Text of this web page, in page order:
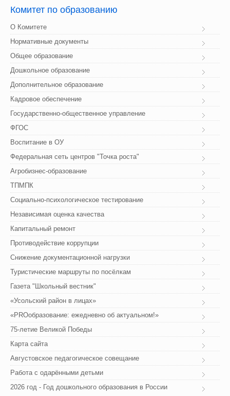
Комитет по образованию
О Комитете
Нормативные документы
Общее образование
Дошкольное образование
Дополнительное образование
Кадровое обеспечение
Государственно-общественное управление
ФГОС
Воспитание в ОУ
Федеральная сеть центров "Точка роста"
Агробизнес-образование
ТПМПК
Социально-психологическое тестирование
Независимая оценка качества
Капитальный ремонт
Противодействие коррупции
Снижение документационной нагрузки
Туристические маршруты по посёлкам
Газета "Школьный вестник"
«Усольский район в лицах»
«PROобразование: ежедневно об актуальном!»
75-летие Великой Победы
Карта сайта
Августовское педагогическое совещание
Работа с одарёнными детьми
2026 год - Год дошкольного образования в России